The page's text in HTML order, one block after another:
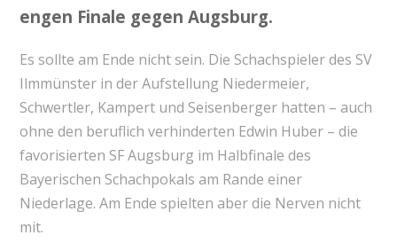
engen Finale gegen Augsburg.
Es sollte am Ende nicht sein. Die Schachspieler des SV
Ilmmünster in der Aufstellung Niedermeier,
Schwertler, Kampert und Seisenberger hatten – auch
ohne den beruflich verhinderten Edwin Huber – die
favorisierten SF Augsburg im Halbfinale des
Bayerischen Schachpokals am Rande einer
Niederlage. Am Ende spielten aber die Nerven nicht
mit.